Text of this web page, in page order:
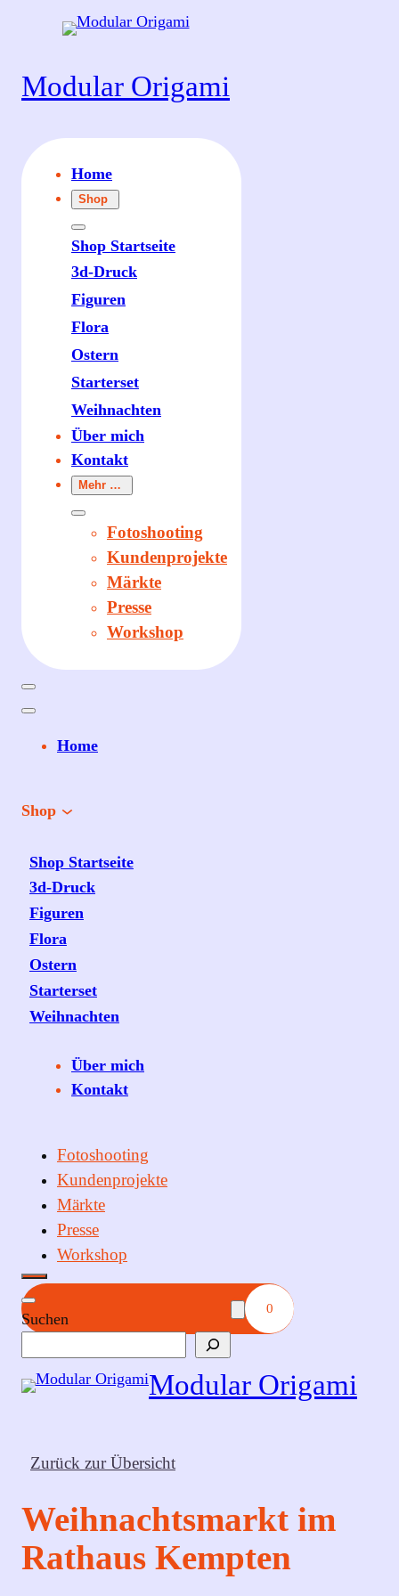
Modular Origami
Home
Shop
Shop Startseite
3d-Druck
Figuren
Flora
Ostern
Starterset
Weihnachten
Über mich
Kontakt
Mehr …
Fotoshooting
Kundenprojekte
Märkte
Presse
Workshop
Home
Shop
Shop Startseite
3d-Druck
Figuren
Flora
Ostern
Starterset
Weihnachten
Über mich
Kontakt
Fotoshooting
Kundenprojekte
Märkte
Presse
Workshop
Suchen
0
Modular Origami
Zurück zur Übersicht
Weihnachtsmarkt im
Rathaus Kempten